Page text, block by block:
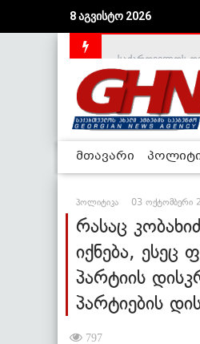
8 აგვისტო 2026
მთავარი
პოლიტიკა 03 ოქტომბერი
რასაც
იქნება, ესეც
პარტიის
პარტიების
797